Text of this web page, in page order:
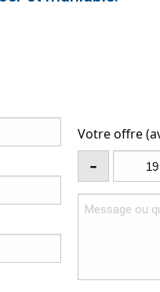
Votre offre
-